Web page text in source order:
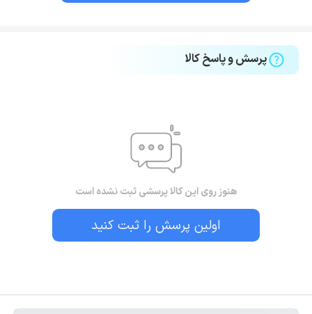
پرسش و پاسخ کالا
هنوز روی این کالا پرسشی ثبت نشده است
اولین پرسش را ثبت کنید